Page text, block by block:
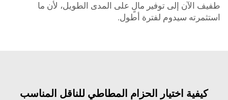
طفيف الآن إلى توفير مالٍ على المدى الطويل، لأن ما
استثمرته سيدوم لفترة أطول.
كيفية اختيار الحزام المطاطي للناقل المناسب